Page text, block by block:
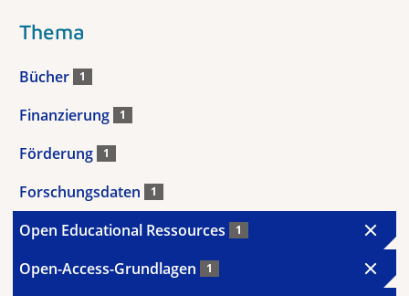
Thema
Bücher 1
Finanzierung 1
Förderung 1
Forschungsdaten 1
Open Educational Ressources 1
Open-Access-Grundlagen 1